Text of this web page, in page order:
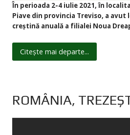
În perioada 2-4 iulie 2021, în
Piave din provincia Treviso, a avut
creștină anuală a filialei Noua
Citește mai departe...
ROMÂNIA,